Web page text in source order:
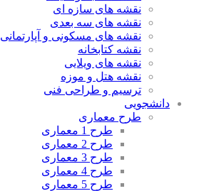
نقشه های سازه ای
نقشه های سه بعدی
نقشه های مسکونی و آپارتمانی
نقشه کتابخانه
نقشه های ویلایی
نقشه هتل و موزه
ترسیم و طراحی فنی
دانشجویی
طرح معماری
طرح 1 معماری
طرح 2 معماری
طرح 3 معماری
طرح 4 معماری
طرح 5 معماری